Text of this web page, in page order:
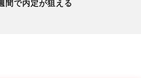
間で内定が狙える